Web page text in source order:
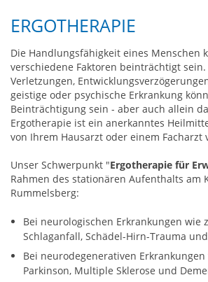
ERGOTHERAPIE
Die Handlungsfähigkeit eines Menschen
verschiedene Faktoren beinträchtigt
Verletzungen,
geistige oder psychische Erkrankung
Beinträchtigung sein - aber auch allein
Ergotherapie ist ein anerkanntes
von Ihrem Hausarzt oder einem Facharzt
Unser Schwerpunkt "Ergotherapie für
Rahmen des stationären Aufenthalts am
Rummelsberg:
Bei neurologischen Erkrankungen wie
Schlaganfall, Schädel-Hirn-Trauma
Bei neurodegenerativen
Parkinson, Multiple Sklerose und